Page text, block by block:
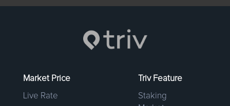
Market Price
Live Rate
Triv Feature
Staking